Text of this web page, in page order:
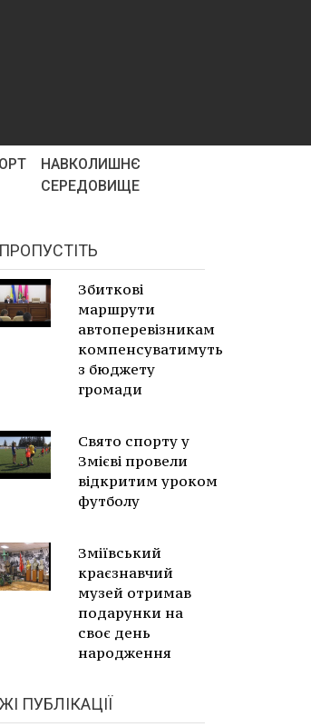
НАВКОЛИШНЄ
СЕРЕДОВИЩЕ
Збиткові
маршрути
автоперевізникам
компенсуватимуть
з бюджету
громади
Свято спорту у
Змієві провели
відкритим уроком
футболу
Зміївський
краєзнавчий
музей отримав
подарунки на
своє день
народження
ПУБЛІКАЦІЇ